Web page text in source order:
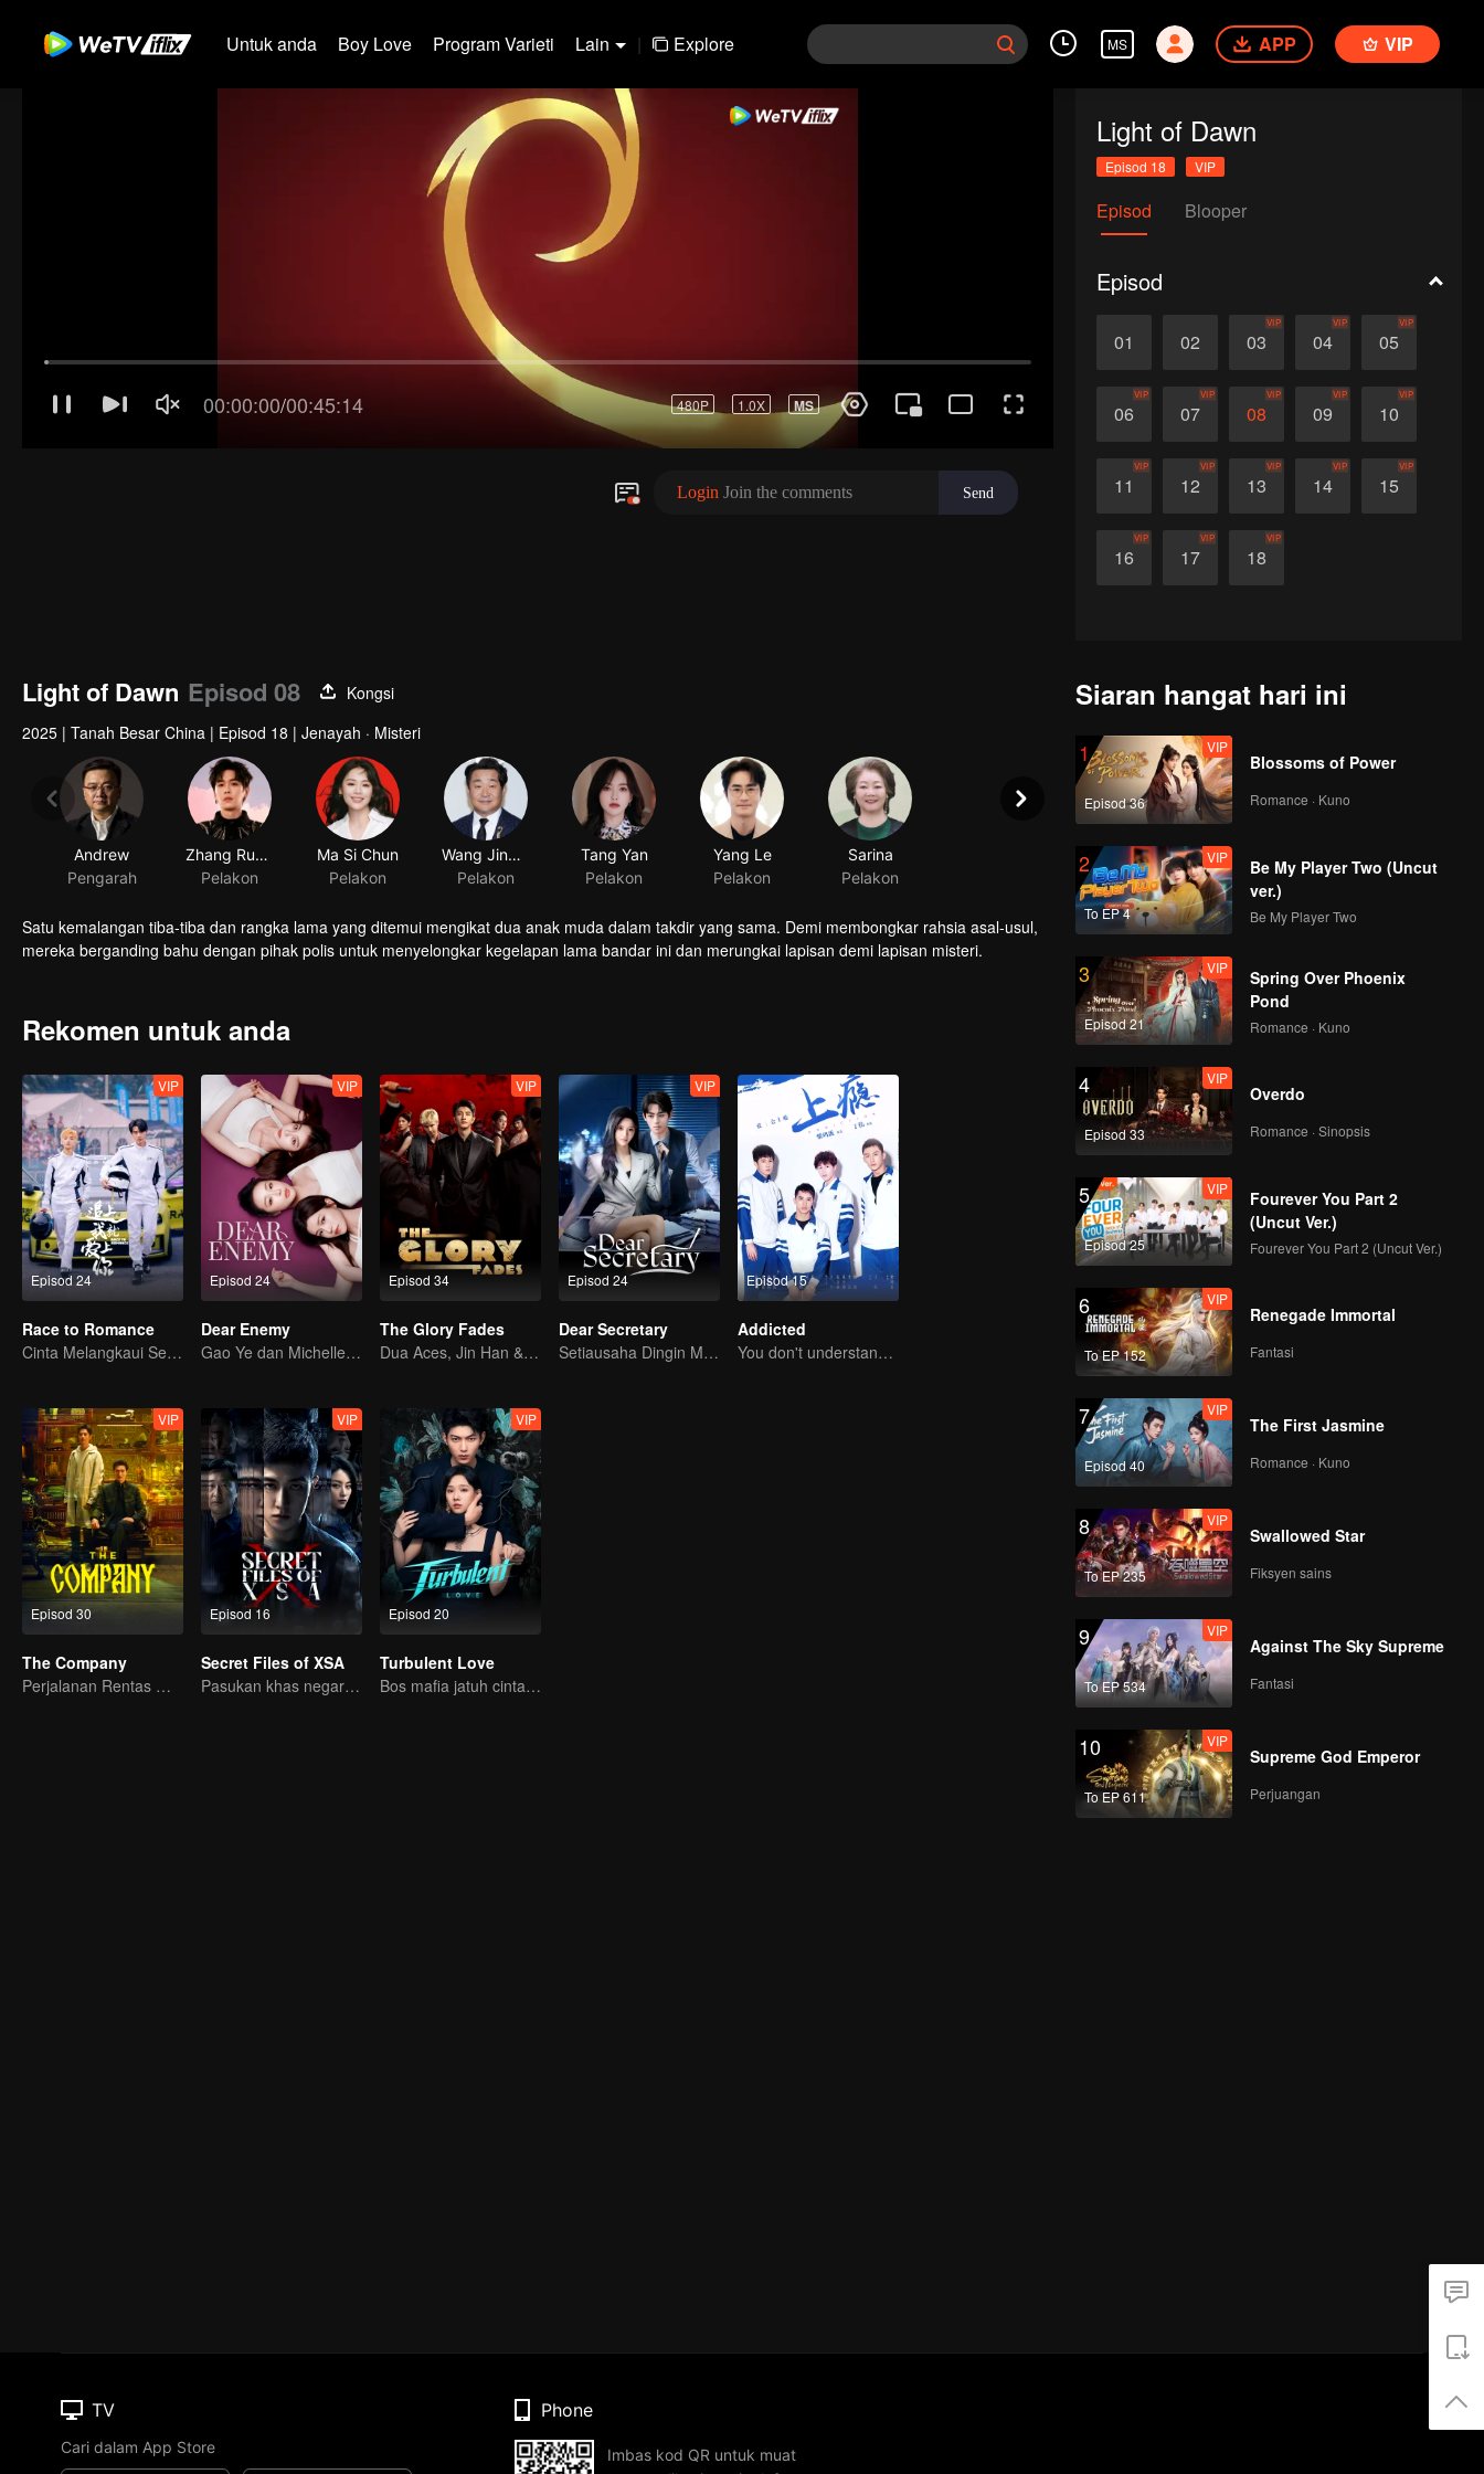
Untuk anda Boy Love Program Varieti Lain | Explore MS APP VIP
Light of Dawn
Episod 18 VIP
Episod Blooper
Episod
01 02 03
VIP
04
VIP
05
VIP
06
VIP
07
VIP
08
VIP
09
VIP
10
VIP
11
VIP
12
VIP
13
VIP
14
VIP
15
VIP
16
VIP
17
VIP
18
VIP
Light of Dawn Episod 08
Kongsi
2025 | Tanah Besar China | Episod 18 | Jenayah · Misteri
Andrew
Pengarah
Zhang Ruoyun
Pelakon
Ma Si Chun
Pelakon
Wang Jingchun
Pelakon
Tang Yan
Pelakon
Yang Le
Pelakon
Sarina
Pelakon
Satu kemalangan tiba-tiba dan rangka lama yang ditemui mengikat dua anak muda dalam takdir yang sama. Demi membongkar rahsia asal-usul,
mereka berganding bahu dengan pihak polis untuk menyelongkar kegelapan lama bandar ini dan merungkai lapisan demi lapisan misteri.
Rekomen untuk anda
Episod 24
VIP
Race to Romance
Cinta Melangkaui Sempadan, Bersatu Demi Kejayaan
Episod 24
VIP
Dear Enemy
Gao Ye dan Michelle Chen membalas dendam sebagai sahabat sejati.
Episod 34
VIP
The Glory Fades
Dua Aces, Jin Han & Zhou Junwei, Menakluk Dunia!
Episod 24
VIP
Dear Secretary
Setiausaha Dingin Menguasai Bos Jelita!
Episod 15
Addicted
You don't understand, It's also love
Episod 30
VIP
The Company
Perjalanan Rentas Masa
Episod 16
VIP
Secret Files of XSA
Pasukan khas negara tumpaskan komplot pengintipan
Episod 20
VIP
Turbulent Love
Bos mafia jatuh cinta pada penyamar yang nampak suci!
Siaran hangat hari ini
1
Episod 36
VIP
Blossoms of Power
Romance · Kuno
2
To EP 4
VIP
Be My Player Two (Uncut
ver.)
Be My Player Two
3
Episod 21
VIP
Spring Over Phoenix
Pond
Romance · Kuno
4
Episod 33
VIP
Overdo
Romance · Sinopsis
5
Episod 25
VIP
Fourever You Part 2
(Uncut Ver.)
Fourever You Part 2 (Uncut Ver.)
6
To EP 152
VIP
Renegade Immortal
Fantasi
7
Episod 40
VIP
The First Jasmine
Romance · Kuno
8
To EP 235
VIP
Swallowed Star
Fiksyen sains
9
To EP 534
VIP
Against The Sky Supreme
Fantasi
10
To EP 611
VIP
Supreme God Emperor
Perjuangan
TV
Cari dalam App Store
Phone
Imbas kod QR untuk muat